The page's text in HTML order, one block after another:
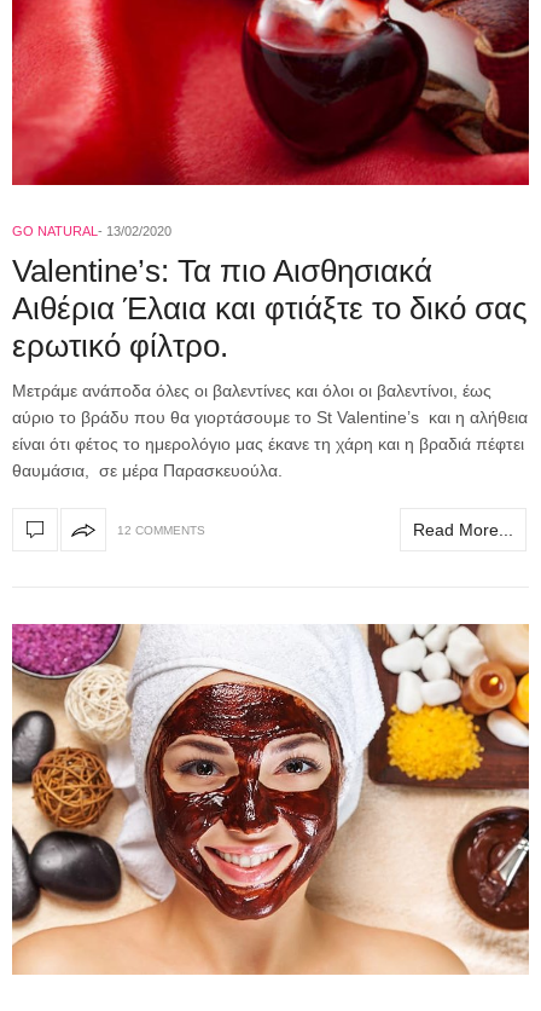
GO NATURAL 13/02/2020
Valentine’s: Τα πιο Αισθησιακά
Αιθέρια Έλαια και φτιάξτε το δικό σας
ερωτικό φίλτρο.
Μετράμε ανάποδα όλες οι βαλεντίνες και όλοι οι βαλεντίνοι, έως
αύριο το βράδυ που θα γιορτάσουμε το St Valentine’s και η αλήθεια
είναι ότι φέτος το ημερολόγιο μας έκανε τη χάρη και η βραδιά πέφτει
θαυμάσια, σε μέρα Παρασκευούλα.
12 COMMENTS Read More...